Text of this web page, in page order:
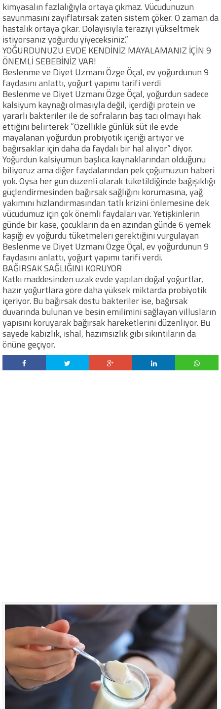
kimyasalın fazlalığıyla ortaya çıkmaz. Vücudunuzun
savunmasını zayıflatırsak zaten sistem çöker. O zaman da
hastalık ortaya çıkar. Dolayısıyla teraziyi yükseltmek
istiyorsanız yoğurdu yiyeceksiniz.”
YOĞURDUNUZU EVDE KENDİNİZ MAYALAMANIZ İÇİN 9
ÖNEMLİ SEBEBİNİZ VAR!
Beslenme ve Diyet Uzmanı Özge Öçal, ev yoğurdunun 9
faydasını anlattı, yoğurt yapımı tarifi verdi
Beslenme ve Diyet Uzmanı Özge Öçal, yoğurdun sadece
kalsiyum kaynağı olmasıyla değil, içerdiği protein ve
yararlı bakteriler ile de sofraların baş tacı olmayı hak
ettiğini belirterek “Özellikle günlük süt ile evde
mayalanan yoğurdun probiyotik içeriği artıyor ve
bağırsaklar için daha da faydalı bir hal alıyor” diyor.
Yoğurdun kalsiyumun başlıca kaynaklarından olduğunu
biliyoruz ama diğer faydalarından pek çoğumuzun haberi
yok. Oysa her gün düzenli olarak tüketildiğinde bağışıklığı
güçlendirmesinden bağırsak sağlığını korumasına, yağ
yakımını hızlandırmasından tatlı krizini önlemesine dek
vücudumuz için çok önemli faydaları var. Yetişkinlerin
günde bir kase, çocukların da en azından günde 6 yemek
kaşığı ev yoğurdu tüketmeleri gerektiğini vurgulayan
Beslenme ve Diyet Uzmanı Özge Öçal, ev yoğurdunun 9
faydasını anlattı, yoğurt yapımı tarifi verdi.
BAĞIRSAK SAĞLIĞINI KORUYOR
Katkı maddesinden uzak evde yapılan doğal yoğurtlar,
hazır yoğurtlara göre daha yüksek miktarda probiyotik
içeriyor. Bu bağırsak dostu bakteriler ise, bağırsak
duvarında bulunan ve besin emilimini sağlayan villusların
yapısını koruyarak bağırsak hareketlerini düzenliyor. Bu
sayede kabızlık, ishal, hazımsızlık gibi sıkıntıların da
önüne geçiyor.